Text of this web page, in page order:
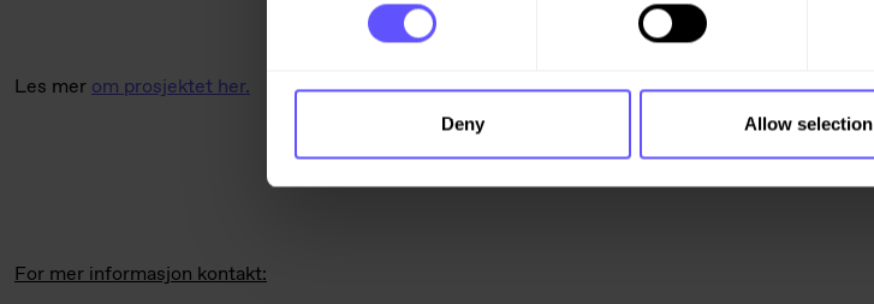
Deny Allow selection
Les merom prosjektet her.
For mer informasjon kontakt: